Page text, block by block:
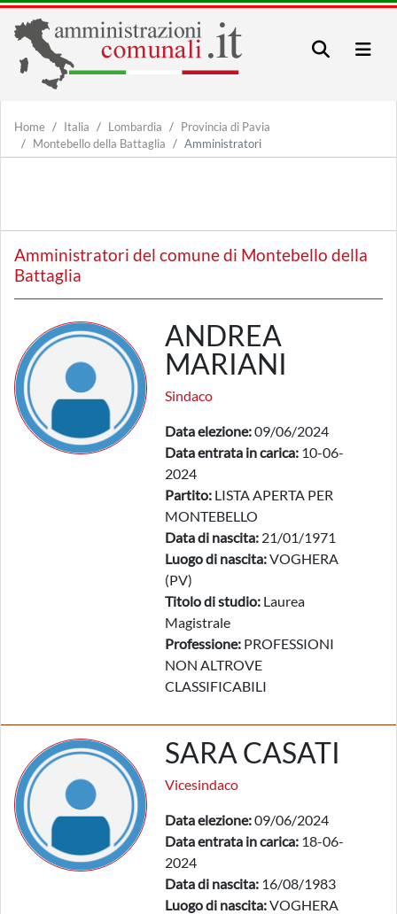
Home Italia Lombardia
Provincia di Pavia
Montebello della Battaglia
Amministratori
Amministratori del comune di Montebello della
Battaglia
ANDREA
MARIANI
Sindaco
Data elezione:09/06/2024
Data entrata in carica: 10-06-
2024
Partito: LISTA APERTA PER
MONTEBELLO
Data di nascita: 21/01/1971
Luogo di nascita:VOGHERA
(PV)
Titolo di studio: Laurea
Magistrale
Professione: PROFESSIONI
NON ALTROVE
CLASSIFICABILI
SARA CASATI
Vicesindaco
Data elezione:09/06/2024
Data entrata in carica: 18-06-
2024
Data di nascita: 16/08/1983
Luogo di nascita:VOGHERA